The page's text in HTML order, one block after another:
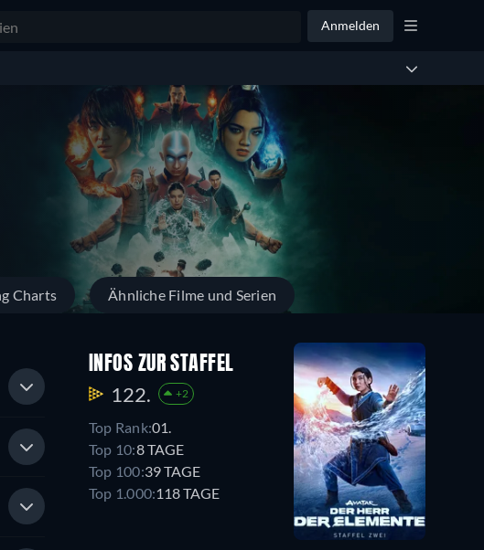
Anmelden
Charts Ähnliche Filme und Serien
INFOS ZUR STAFFEL
122. +2
Top Rank:01.
Top 10:8 TAGE
Top 100:39 TAGE
Top 1.000:118 TAGE